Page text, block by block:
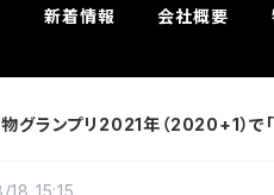
新着情報 会社概要
グランプリ2021年（2020+1）で
15:15